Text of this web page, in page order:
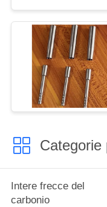
Categorie
Intere frecce del
carbonio